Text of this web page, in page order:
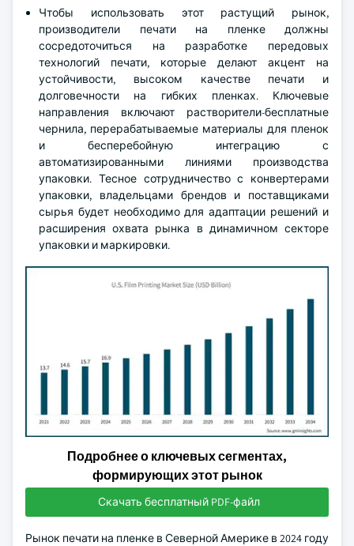
Чтобы использовать этот растущий рынок,
производители печати на пленке должны
сосредоточиться на разработке передовых
технологий печати, которые делают акцент на
устойчивости, высоком качестве печати и
долговечности на гибких пленках. Ключевые
направления включают растворители-бесплатные
чернила, перерабатываемые материалы для пленок
и бесперебойную интеграцию с
автоматизированными линиями производства
упаковки. Тесное сотрудничество с конвертерами
упаковки, владельцами брендов и поставщиками
сырья будет необходимо для адаптации решений и
расширения охвата рынка в динамичном секторе
упаковки и маркировки.
Подробнее о ключевых сегментах,
формирующих этот рынок
Скачать бесплатный PDF-файл
Рынок печати на пленке в Северной Америке в 2024 году